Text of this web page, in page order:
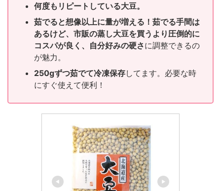
何度もリピートしている大豆。
茹でると想像以上に量が増える！茹でる手間は
あるけど、市販の蒸し大豆を買うより 圧倒的に
コスパが良く、自分好みの硬さに調整できるの
が魅力。
250gずつ茹でて冷凍保存してます。必要な時
にすぐ使えて便利！